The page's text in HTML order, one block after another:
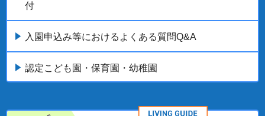
付
入園申込み等におけるよくある質問Q&A
認定こども園・保育園・幼稚園